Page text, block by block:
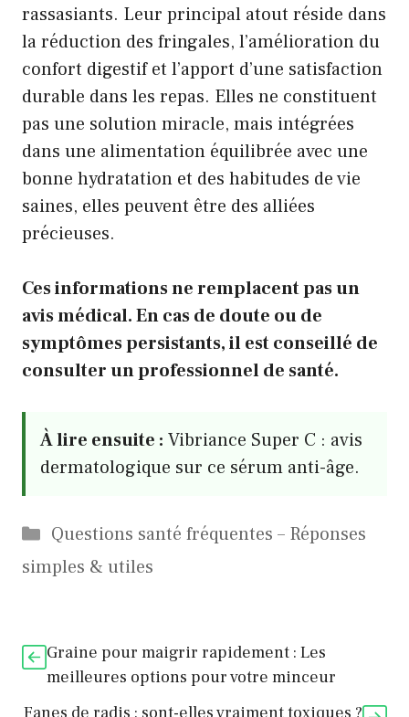
rassasiants. Leur principal atout réside dans
la réduction des fringales, l’amélioration du
confort digestif et l’apport d’une satisfaction
durable dans les repas. Elles ne constituent
pas une solution miracle, mais intégrées
dans une alimentation équilibrée avec une
bonne hydratation et des habitudes de vie
saines, elles peuvent être des alliées
précieuses.
Ces informations ne remplacent pas un
avis médical. En cas de doute ou de
symptômes persistants, il est conseillé de
consulter un professionnel de santé.
À lire ensuite : Vibriance Super C : avis
dermatologique sur ce sérum anti-âge.
Catégories
Questions santé fréquentes – Réponses
simples & utiles
Graine pour maigrir rapidement : Les
meilleures options pour votre minceur